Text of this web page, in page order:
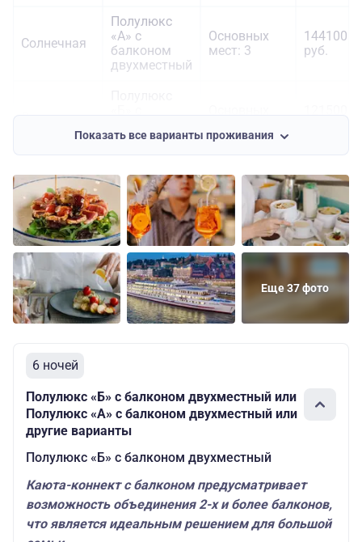
Солнечная
Полулюкс
«А» с
балконом
двухместный
Основных
мест: 3
144100
руб.
двухместный
Шлюпочная
«Б» с
балконом
двухместный
Основных
мест: 2
126600
руб.
Показать все варианты проживания
Еще 37 фото
6 ночей
Полулюкс «Б» с балконом двухместный или
Полулюкс «А» с балконом двухместный или
другие варианты
Полулюкс «Б» с балконом двухместный
Каюта-коннект с балконом предусматривает
возможность объединения 2-х и более балконов,
что является идеальным решением для большой